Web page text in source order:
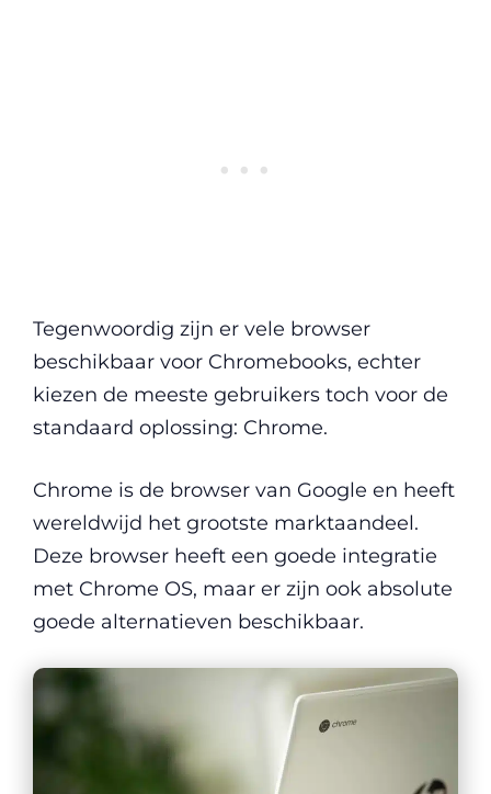
Tegenwoordig zijn er vele browser
beschikbaar voor Chromebooks, echter
kiezen de meeste gebruikers toch voor de
standaard oplossing: Chrome.
Chrome is de browser van Google en heeft
wereldwijd het grootste marktaandeel.
Deze browser heeft een goede integratie
met Chrome OS, maar er zijn ook absolute
goede alternatieven beschikbaar.